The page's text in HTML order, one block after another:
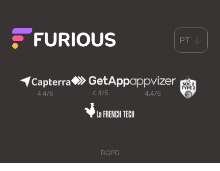
4,4/5 4,4/5 4,4/5
RGPD
CGU & Menções Legais
PT